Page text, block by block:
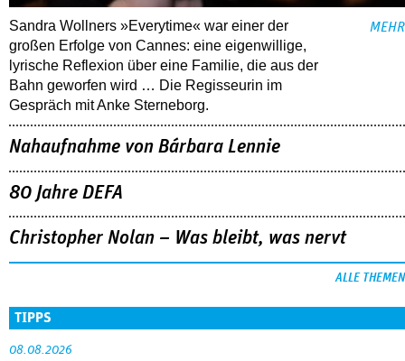
Sandra Wollners »Everytime« war einer der
großen Erfolge von Cannes: eine eigenwillige,
lyrische Reflexion über eine ­Familie, die aus der
Bahn geworfen wird … Die Regisseurin im
Gespräch mit Anke Sterneborg.
MEHR
Nahaufnahme von Bárbara Lennie
80 Jahre DEFA
Christopher Nolan – Was bleibt, was nervt
ALLE THEMEN
TIPPS
08.08.2026